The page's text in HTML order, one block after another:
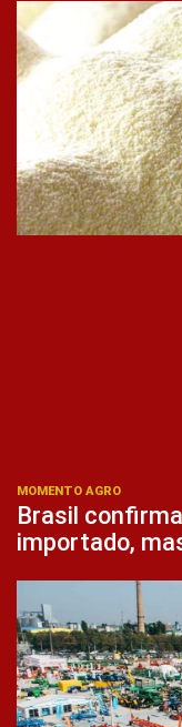
MOMENTO AGRO
Brasil
importado,